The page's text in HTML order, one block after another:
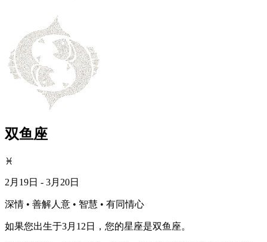
双鱼座
♓
2月19日 - 3月20日
深情 • 善解人意 • 智慧 • 有同情心
如果您出生于3月12日，您的星座是双鱼座。